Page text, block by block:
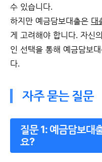
수 있습니다.
하지만 예금담보대출은 대
게 고려해야 합니다. 자신
인 선택을 통해 예금담보
다.
자주 묻는 질문
질문 1: 예금담보대
요?